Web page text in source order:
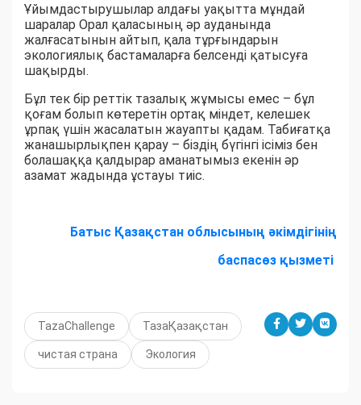
Ұйымдастырушылар алдағы уақытта мұндай
шаралар Орал қаласының әр ауданында
жалғасатынын айтып, қала тұрғындарын
экологиялық бастамаларға белсенді қатысуға
шақырды.
Бұл тек бір реттік тазалық жұмысы емес – бұл
қоғам болып көтеретін ортақ міндет, келешек
ұрпақ үшін жасалатын жауапты қадам. Табиғатқа
жанашырлықпен қарау – біздің бүгінгі ісіміз бен
болашаққа қалдырар аманатымыз екенін әр
азамат жадында ұстауы тиіс.
Батыс Қазақстан облысының әкімдігінің
баспасөз қызметі
TazaChallenge ТазаҚазақстан
чистая страна Экология